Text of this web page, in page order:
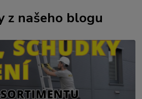
z našeho blogu